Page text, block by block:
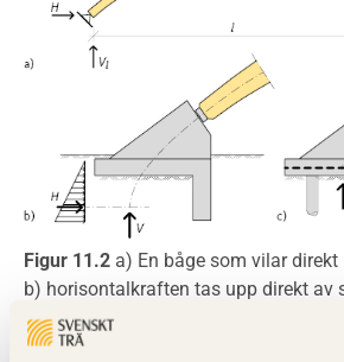
Figur 11.2 a) En båge som vilar
b) horisontalkraften tas upp direkt av
fundamentet,
c) horisontalkraften tas upp av